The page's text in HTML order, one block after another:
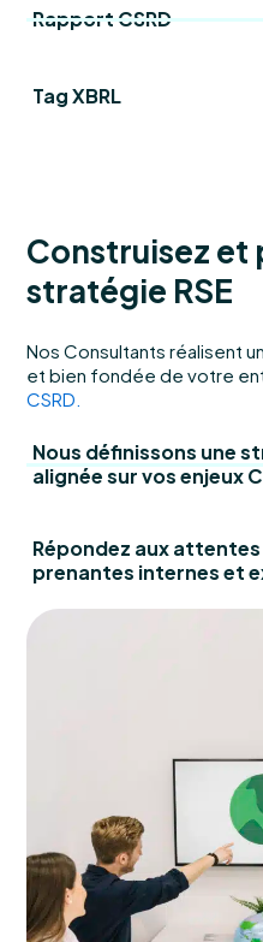
Rapport CSRD
Tag XBRL
Construisez
stratégie RSE
Nos Consultants réalisent
et bien fondée de votre
CSRD.
Nous définissons une
alignée sur vos enjeux
Répondez aux
prenantes internes et